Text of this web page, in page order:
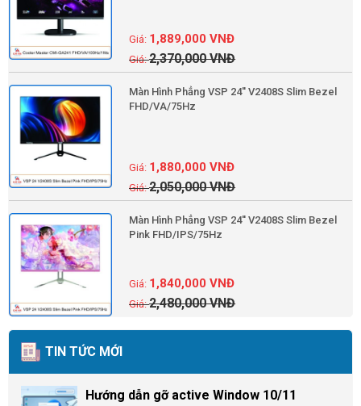
2,370,000VNĐ
1,889,000VNĐ
Màn Hình Phẳng VSP 24'' V2408S Slim Bezel
FHD/VA/75Hz
2,050,000VNĐ
1,880,000VNĐ
Màn Hình Phẳng VSP 24'' V2408S Slim Bezel
Pink FHD/IPS/75Hz
2,480,000VNĐ
1,840,000VNĐ
TIN TỨC MỚI
Hướng dẫn gỡ active Window 10/11